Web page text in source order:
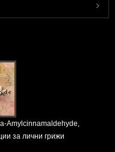
Amylcinnamaldehyde,
за лични грижи